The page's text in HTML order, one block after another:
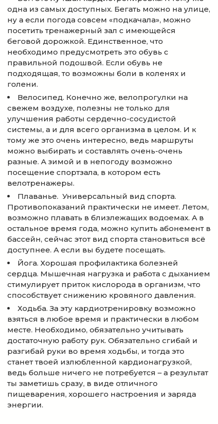
одна из самых доступных. Бегать можно на улице,
ну а если погода совсем «подкачала», можно
посетить тренажерный зал с имеющейся
беговой дорожкой. Единственное, что
необходимо предусмотреть это обувь с
правильной подошвой. Если обувь не
подходящая, то возможны боли в коленях и
голени.
Велосипед. Конечно же, велопрогулки на
свежем воздухе, полезны не только для
улучшения работы сердечно-сосудистой
системы, а и для всего организма в целом. И к
тому же это очень интересно, ведь маршруты
можно выбирать и составлять очень-очень
разные. А зимой и в непогоду возможно
посещение спортзала, в котором есть
велотренажеры.
Плаванье. Универсальный вид спорта.
Противопоказаний практически не имеет. Летом,
возможно плавать в близлежащих водоемах. А в
остальное время года, можно купить абонемент в
бассейн, сейчас этот вид спорта становиться всё
доступнее. А если вы будете посещать.
Йога. Хорошая профилактика болезней
сердца. Мышечная нагрузка и работа с дыханием
стимулирует приток кислорода в организм, что
способствует снижению кровяного давления.
Ходьба. За эту кардиотренировку возможно
взяться в любое время и практически в любом
месте. Необходимо, обязательно учитывать
достаточную работу рук. Обязательно сгибай и
разгибай руки во время ходьбы, и тогда это
станет твоей излюбленной кардионагрузкой,
ведь больше ничего не потребуется – а результат
ты заметишь сразу, в виде отличного
пищеварения, хорошего настроения и заряда
энергии.